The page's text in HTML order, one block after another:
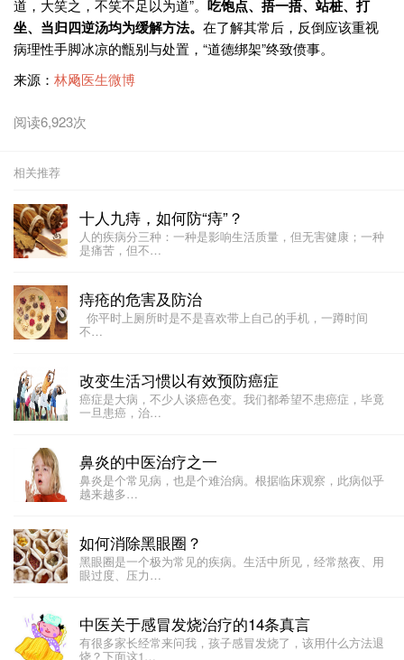
道，大笑之，不笑不足以为道”。 吃饱点、捂一捂、站桩、打
坐、当归四逆汤均为缓解方法。 在了解其常后，反倒应该重视
病理性手脚冰凉的甑别与处置，“道德绑架”终致偾事。
来源： 林飏医生微博
阅读6,923次
相关推荐
十人九痔，如何防“痔”？
人的疾病分三种：一种是影响生活质量，但无害健康；一种
是痛苦，但不…
痔疮的危害及防治
你平时上厕所时是不是喜欢带上自己的手机，一蹲时间
不…
改变生活习惯以有效预防癌症
癌症是大病，不少人谈癌色变。我们都希望不患癌症，毕竟
一旦患癌，治…
鼻炎的中医治疗之一
​​鼻炎是个常见病，也是个难治病。根据临床观察，此病似乎
越来越多…
如何消除黑眼圈？
黑眼圈是一个极为常见的疾病。生活中所见，经常熬夜、用
眼过度、压力…
中医关于感冒发烧治疗的14条真言
有很多家长经常来问我，孩子感冒发烧了，该用什么方法退
烧？下面这1…